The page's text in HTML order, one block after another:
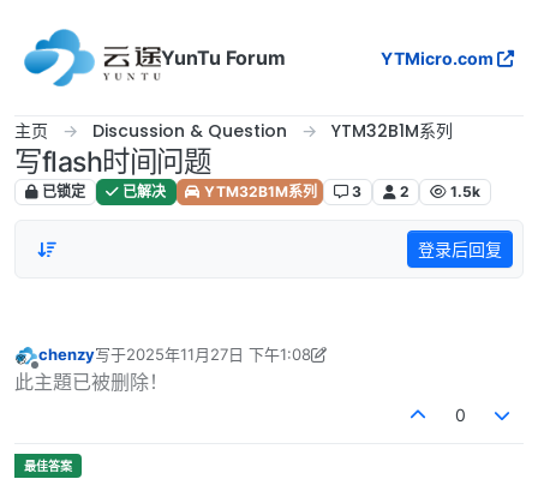
YunTu Forum
YTMicro.com
主页 Discussion & Question YTM32B1M系列
写flash时间问题
已锁定 已解决 YTM32B1M系列 3 2 1.5k
登录后回复
离线
chenzy写于2025年11月27日 下午1:08
最后由 chenzy 编辑2025年11月27日 下午9:15
此主題已被删除！
0